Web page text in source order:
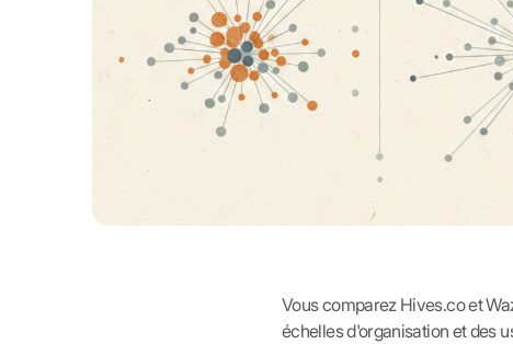
Vous comparez Hives.co et
échelles d'organisation et des